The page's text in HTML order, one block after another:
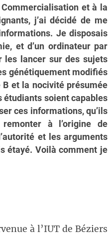
Commercialisation et à la
j’ai décidé de me
Je disposais
et d’un ordinateur par
les lancer sur des sujets
génétiquement modifiés
B et la nocivité présumée
étudiants soient capables
ces informations, qu’ils
à l’origine de
et les arguments
étayé. Voilà comment je
à l’IUT de Béziers